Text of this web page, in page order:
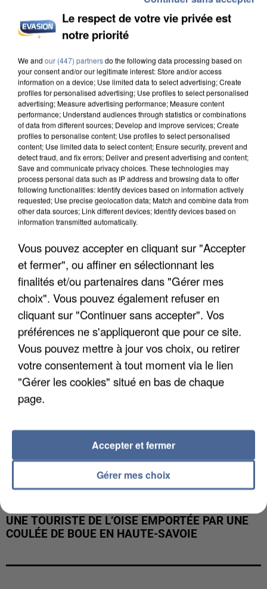
L’UN DES FONDATEURS SUPPOSÉS DE LA DZ
MAFIA INTERPELLÉ EN ALGÉRIE
UN SECOND CADRE DE LA DZ MAFIA
INTERPELLÉ EN ALGÉRIE
UNE TOURISTE DE L’OISE EMPORTÉE PAR UNE
COULÉE DE BOUE EN HAUTE-SAVOIE
Le respect de votre vie privée est
notre priorité
We and our (447) partnersdo the following data processing based on
your consent and/or our legitimate interest: Store and/or access
information on a device; Use limited data to select advertising; Create
profiles for personalised advertising; Use profiles to select personalised
advertising; Measure advertising performance; Measure content
performance; Understand audiences through statistics or combinations
of data from different sources; Develop and improve services; Create
profiles to personalise content; Use profiles to select personalised
content; Use limited data to select content; Ensure security, prevent and
detect fraud, and fix errors; Deliver and present advertising and content;
Save and communicate privacy choices. These technologies may
process personal data such as IP address and browsing data to offer
following functionalities: Identify devices based on information actively
requested; Use precise geolocation data; Match and combine data from
other data sources; Link different devices; Identify devices based on
information transmitted automatically.
Vous pouvez accepter en cliquant sur "Accepter
et fermer", ou affiner en sélectionnant les
finalités et/ou partenaires dans "Gérer mes
choix". Vous pouvez également refuser en
cliquant sur "Continuer sans accepter". Vos
préférences ne s'appliqueront que pour ce site.
Vous pouvez mettre à jour vos choix, ou retirer
votre consentement à tout moment via le lien
"Gérer les cookies" situé en bas de chaque
page.
Gérer mes choix
Accepter et fermer